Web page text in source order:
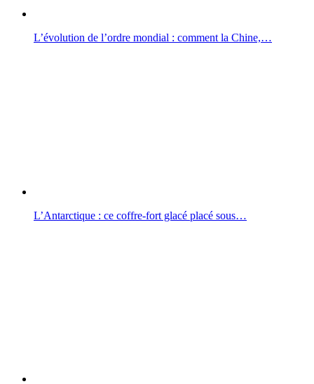
L’évolution de l’ordre mondial : comment la Chine,…
L’Antarctique : ce coffre-fort glacé placé sous…